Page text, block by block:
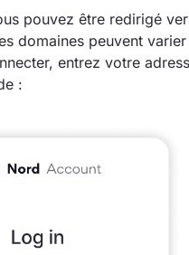
pouvez être redirigé
domaines peuvent
entrez votre
: